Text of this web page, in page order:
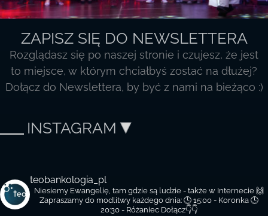
ZAPISZ SIĘ DO NEWSLETTERA
Rozglądasz się po naszej stronie i czujesz, że jest
to miejsce, w którym chciałbyś zostać na dłużej?
Dołącz do Newslettera, by być z nami na bieżąco :)
INSTAGRAM
teobankologia_pl
Niesiemy Ewangelię, tam gdzie są ludzie - także w Internecie 🙌
Zapraszamy do modlitwy każdego dnia: 🕒 15:00 - Koronka 🕒
20:30 - Różaniec Dołącz👇👇